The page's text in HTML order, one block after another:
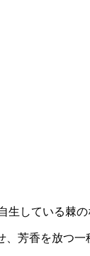
している棘
、芳香を放つ一